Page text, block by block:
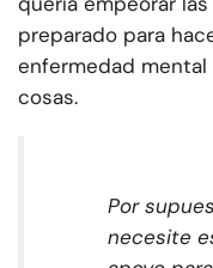
preparado para
enfermedad mental
cosas.
Por
necesite